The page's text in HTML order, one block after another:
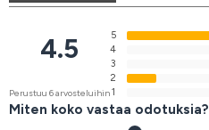
4.5
Perustuu 6 arvosteluihin
5
4
3
2
1
Miten koko vastaa odotuksia?